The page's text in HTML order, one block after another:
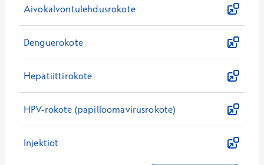
Aivokalvontulehdusrokote
Denguerokote
Hepatiittirokote
HPV-rokote (papilloomavirusrokote)
Injektiot